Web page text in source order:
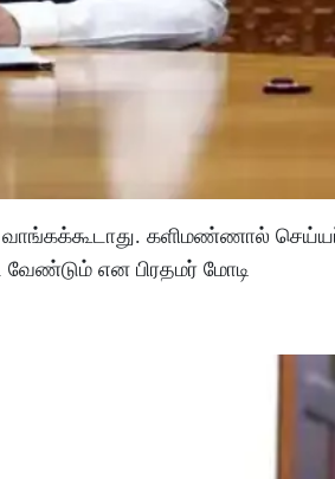
வாங்கக்கூடாது. களிமண்ணால்
வேண்டும் என பிரதமர் மோடி